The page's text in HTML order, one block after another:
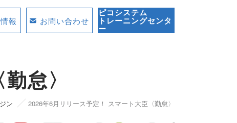
報 お問い合わせ
ピコシステム
トレーニングセンタ
ー
怠〉
ン 2026年6月リリース予定！ スマート大臣〈勤怠〉